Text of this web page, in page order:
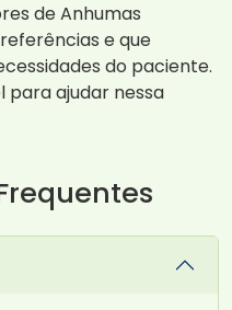
de Anhumas
e que
do paciente.
para ajudar nessa